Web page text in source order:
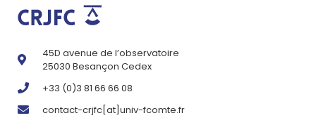
45D avenue de l’observatoire
25030 Besançon Cedex
+33 (0)3 81 66 66 08
contact-crjfc[at]univ-fcomte.fr